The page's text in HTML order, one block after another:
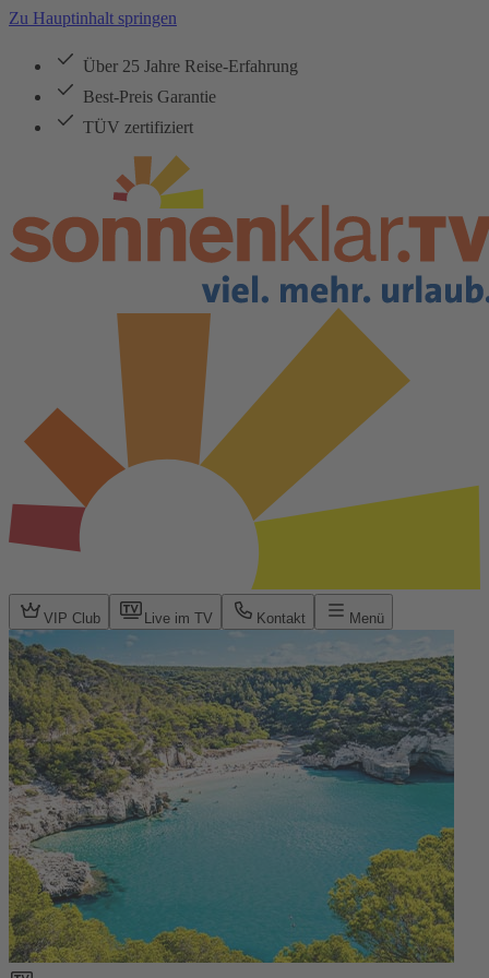
Zu Hauptinhalt springen
Über 25 Jahre Reise-Erfahrung
Best-Preis Garantie
TÜV zertifiziert
VIP Club Live im TV Kontakt Menü